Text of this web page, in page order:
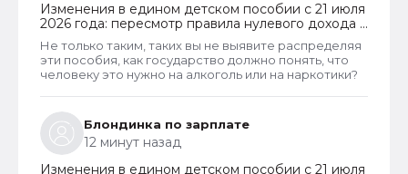
Изменения в едином детском пособии с 21 июля
2026 года: пересмотр правила нулевого дохода и
новый порядок оформления пособий по месту
пребывания
Не только таким, таких вы не выявите распределяя
эти пособия, как государство должно понять, что
человеку это нужно на алкоголь или на наркотики?
Блондинка по зарплате
12 минут назад
Изменения в едином детском пособии с 21 июля